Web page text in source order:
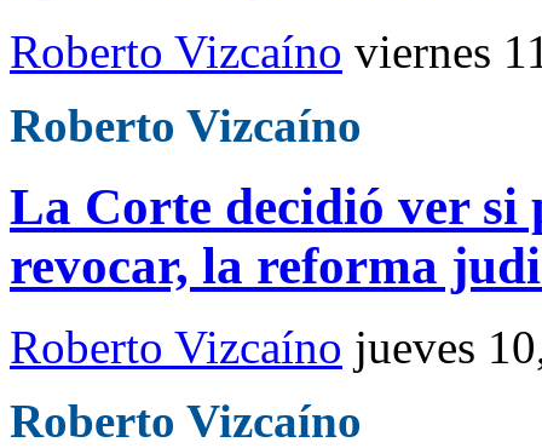
Roberto Vizcaíno viernes
Roberto Vizcaíno
La Corte decidió ver si
revocar, la reforma
Roberto Vizcaíno jueves
Roberto Vizcaíno